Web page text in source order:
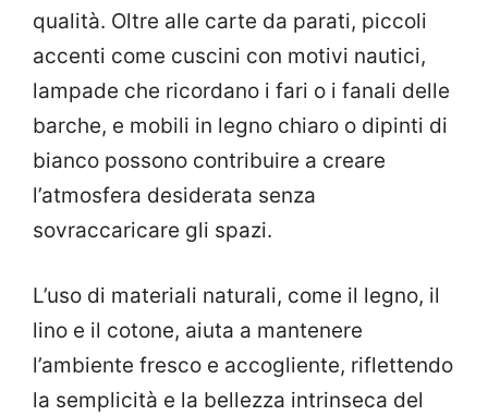
qualità. Oltre alle carte da parati, piccoli
accenti come cuscini con motivi nautici,
lampade che ricordano i fari o i fanali delle
barche, e mobili in legno chiaro o dipinti di
bianco possono contribuire a creare
l’atmosfera desiderata senza
sovraccaricare gli spazi.
L’uso di materiali naturali, come il legno, il
lino e il cotone, aiuta a mantenere
l’ambiente fresco e accogliente, riflettendo
la semplicità e la bellezza intrinseca del